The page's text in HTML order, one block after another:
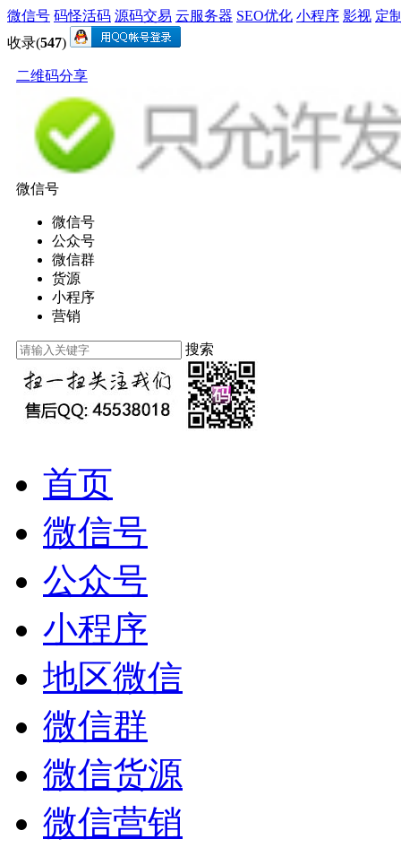
微信号 码怪活码 源码交易 云服务器 SEO优化 小程序 影视 定
收录(547)
二维码分享
微信号
微信号
公众号
微信群
货源
小程序
营销
搜索
首页
微信号
公众号
小程序
地区微信
微信群
微信货源
微信营销